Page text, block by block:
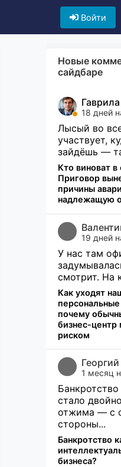
Войти
Новые
сайдбаре
18 дней
Лысый во
участвует,
зайдёшь —
Кто виноват в
Приговор
причины
надлежащую
19 дней
У нас там
смотрит. На
Как уходят
почему
бизнес-центр
риском
Георгий
1 месяц
стало
отжима — с
стороны...
Банкротство
бизнеса?